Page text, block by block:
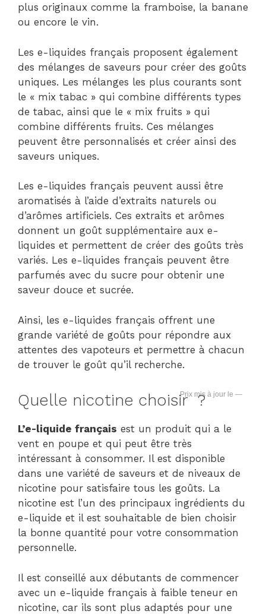
plus originaux comme la framboise, la banane
ou encore le vin.
Les e-liquides français proposent également
des mélanges de saveurs pour créer des goûts
uniques. Les mélanges les plus courants sont
le « mix tabac » qui combine différents types
de tabac, ainsi que le « mix fruits » qui
combine différents fruits. Ces mélanges
peuvent être personnalisés et créer ainsi des
saveurs uniques.
Les e-liquides français peuvent aussi être
aromatisés à l’aide d’extraits naturels ou
d’arômes artificiels. Ces extraits et arômes
donnent un goût supplémentaire aux e-
liquides et permettent de créer des goûts très
variés. Les e-liquides français peuvent être
parfumés avec du sucre pour obtenir une
saveur douce et sucrée.
Ainsi, les e-liquides français offrent une
grande variété de goûts pour répondre aux
attentes des vapoteurs et permettre à chacun
de trouver le goût qu’il recherche.
—
Quelle nicotine choisir ?
L’e-liquide français est un produit qui a le
vent en poupe et qui peut être très
intéressant à consommer. Il est disponible
dans une variété de saveurs et de niveaux de
nicotine pour satisfaire tous les goûts. La
nicotine est l’un des principaux ingrédients du
e-liquide et il est souhaitable de bien choisir
la bonne quantité pour votre consommation
personnelle.
Il est conseillé aux débutants de commencer
avec un e-liquide français à faible teneur en
nicotine, car ils sont plus adaptés pour une